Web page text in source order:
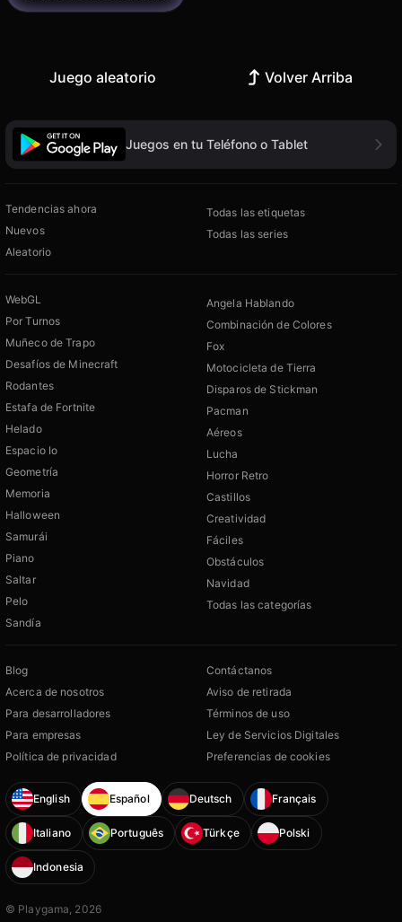
Juego aleatorio Volver Arriba
Juegos en tu Teléfono o Tablet
Tendencias ahora
Nuevos
Aleatorio
Todas las etiquetas
Todas las series
WebGL
Por Turnos
Muñeco de Trapo
Desafíos de Minecraft
Rodantes
Estafa de Fortnite
Helado
Espacio Io
Geometría
Memoria
Halloween
Samurái
Piano
Saltar
Pelo
Sandía
Angela Hablando
Combinación de Colores
Fox
Motocicleta de Tierra
Disparos de Stickman
Pacman
Aéreos
Lucha
Horror Retro
Castillos
Creatividad
Fáciles
Obstáculos
Navidad
Todas las categorías
Blog
Acerca de nosotros
Para desarrolladores
Para empresas
Política de privacidad
Contáctanos
Aviso de retirada
Términos de uso
Ley de Servicios Digitales
Preferencias de cookies
English Español Deutsch Français
Italiano Português Türkçe Polski
Indonesia
© Playgama, 2026